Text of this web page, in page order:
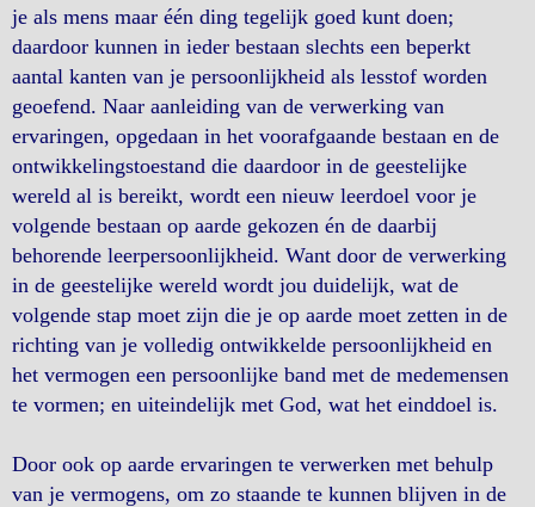
je als mens maar één ding tegelijk goed kunt doen;
daardoor kunnen in ieder bestaan slechts een beperkt
aantal kanten van je persoonlijkheid als lesstof worden
geoefend. Naar aanleiding van de verwerking van
ervaringen, opgedaan in het voorafgaande bestaan en de
ontwikkelingstoestand die daardoor in de geestelijke
wereld al is bereikt, wordt een nieuw leerdoel voor je
volgende bestaan op aarde gekozen én de daarbij
behorende leerpersoonlijkheid. Want door de verwerking
in de geestelijke wereld wordt jou duidelijk, wat de
volgende stap moet zijn die je op aarde moet zetten in de
richting van je volledig ontwikkelde persoonlijkheid en
het vermogen een persoonlijke band met de medemensen
te vormen; en uiteindelijk met God, wat het einddoel is.
Door ook op aarde ervaringen te verwerken met behulp
van je vermogens, om zo staande te kunnen blijven in de